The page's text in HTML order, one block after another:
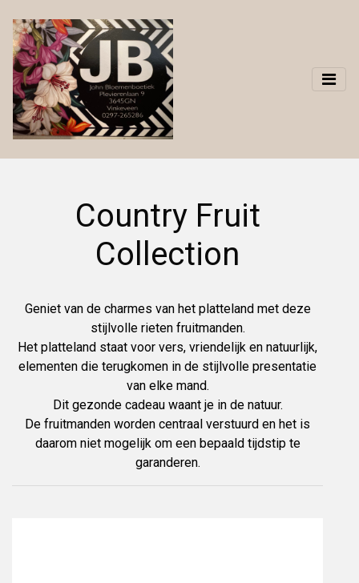
Country Fruit
Collection
Geniet van de charmes van het platteland met deze
stijlvolle rieten fruitmanden.
Het platteland staat voor vers, vriendelijk en natuurlijk,
elementen die terugkomen in de stijlvolle presentatie
van elke mand.
Dit gezonde cadeau waant je in de natuur.
De fruitmanden worden centraal verstuurd en het is
daarom niet mogelijk om een bepaald tijdstip te
garanderen.